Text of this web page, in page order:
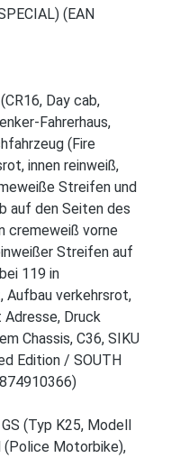
(EAN
Day cab,
Fahrerhaus,
(Fire
innen reinweiß,
Streifen und
auf den Seiten des
cremeweiß vorne
Streifen auf
119 in
Aufbau verkehrsrot,
Adresse, Druck
Chassis, C36, SIKU
Edition / SOUTH
(Typ K25, Modell
Motorbike),